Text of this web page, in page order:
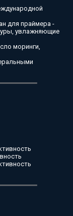
для праймера -
увлажняющие
моринги,